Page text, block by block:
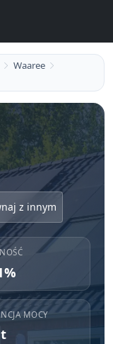
Waaree
z innym
MOCY